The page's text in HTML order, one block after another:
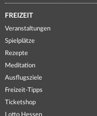
FREIZEIT
Veranstaltungen
Spielplätze
Rezepte
Meditation
Ausflugsziele
Freizeit-Tipps
Ticketshop
Lotto Hessen